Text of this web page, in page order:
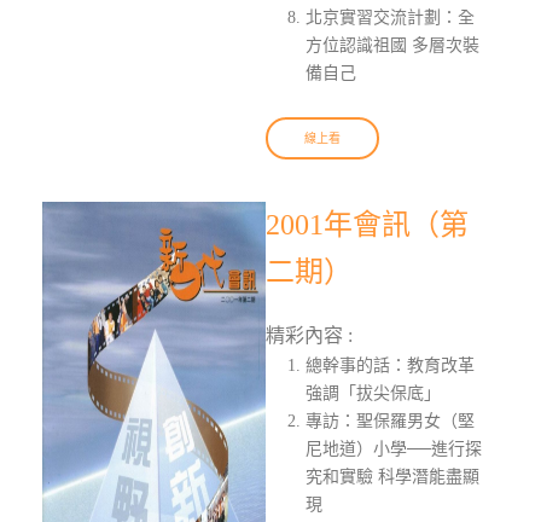
北京實習交流計劃：全
方位認識祖國 多層次裝
備自己
線上看
2001年會訊（第
二期）
精彩內容 :
總幹事的話：教育改革
強調「拔尖保底」
專訪：聖保羅男女（堅
尼地道）小學──進行探
究和實驗 科學潛能盡顯
現